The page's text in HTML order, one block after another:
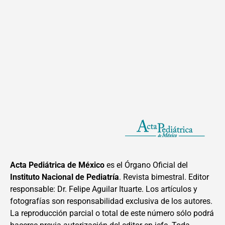
Acta Pediátrica de México es el Órgano Oficial del
Instituto Nacional de Pediatría. Revista bimestral. Editor
responsable: Dr. Felipe Aguilar Ituarte. Los artículos y
fotografías son responsabilidad exclusiva de los autores.
La reproducción parcial o total de este número sólo podrá